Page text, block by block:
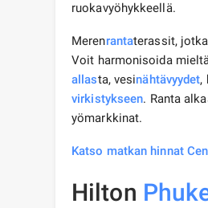
ruokavyöhykkeellä.
Merenrantaterassit,
Voit harmonisoida
allasta, vesinähtävyydet,
virkistykseen. Ranta
yömarkkinat.
Katso matkan hinnat
Hilton